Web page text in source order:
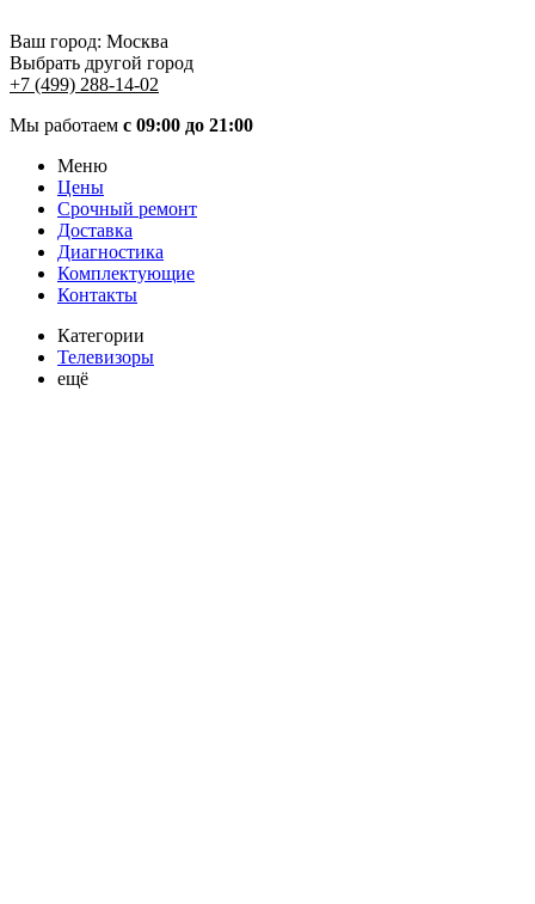
Ваш город: Москва
Выбрать другой город
+7 (499) 288-14-02
Мы работаем с 09:00 до 21:00
Меню
Цены
Срочный ремонт
Доставка
Диагностика
Комплектующие
Контакты
Категории
Телевизоры
ещё